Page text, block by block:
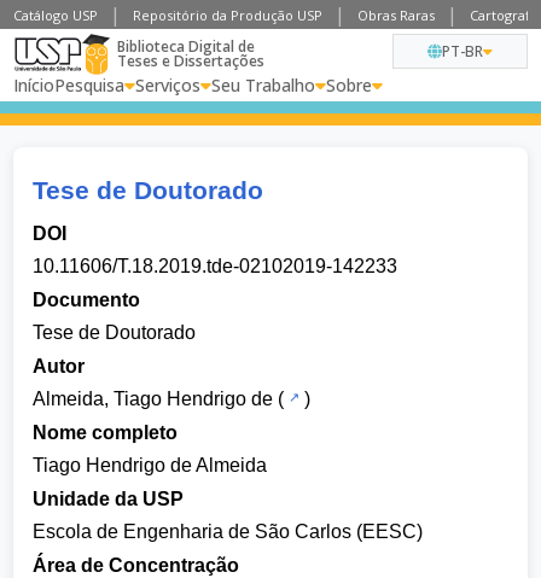
Catálogo USP Repositório da Produção USP Obras Raras
Biblioteca Digital de
Teses e Dissertações
InícioPesquisa Serviços Seu Trabalho Sobre
PT-BR
Tese de Doutorado
DOI
10.11606/T.18.2019.tde-02102019-142233
Documento
Tese de Doutorado
Autor
Almeida, Tiago Hendrigo de (
)
Nome completo
Tiago Hendrigo de Almeida
Unidade da USP
Escola de Engenharia de São Carlos (EESC)
Área de Concentração